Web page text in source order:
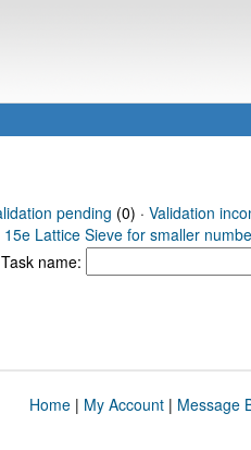
pending (0) · Validation
15e Lattice Sieve for smaller
Task name:
Home| My Account| Message